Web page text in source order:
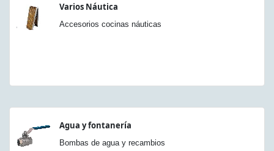
Varios Náutica
Accesorios cocinas náuticas
Agua y fontanería
Bombas de agua y recambios